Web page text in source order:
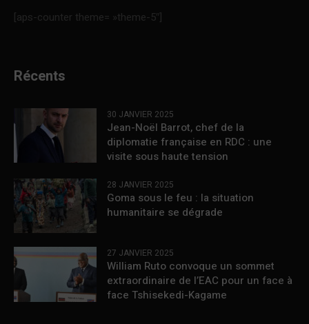
[aps-counter theme= »theme-5″]
Récents
30 JANVIER 2025
Jean-Noël Barrot, chef de la
diplomatie française en RDC : une
visite sous haute tension
28 JANVIER 2025
Goma sous le feu : la situation
humanitaire se dégrade
27 JANVIER 2025
William Ruto convoque un sommet
extraordinaire de l’EAC pour un face à
face Tshisekedi-Kagame